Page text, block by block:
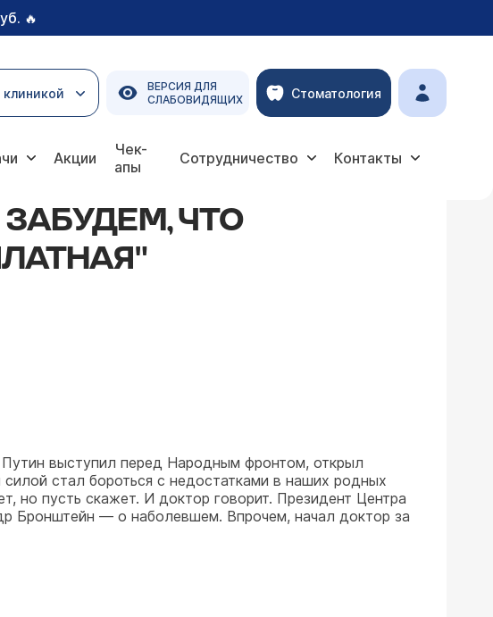
🔥
клиникой
ВЕРСИЯ ДЛЯ
СЛАБОВИДЯЩИХ
Стоматология
Акции
Чек-
апы
Сотрудничество Контакты
ЧТО
выступил перед Народным фронтом, открыл
стал бороться с недостатками в наших родных
но пусть скажет. И доктор говорит. Президент Центра
Бронштейн — о наболевшем. Впрочем, начал доктор за